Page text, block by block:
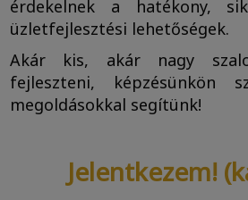
érdekelnek a hatékony,
üzletfejlesztési lehetőségek.
Akár kis, akár nagy
fejleszteni, képzésünkön
megoldásokkal segítünk!
Jelentkezem!